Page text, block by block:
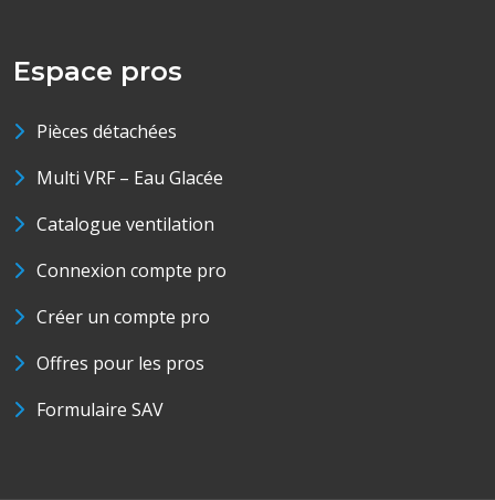
Espace pros
Pièces détachées
Multi VRF – Eau Glacée
Catalogue ventilation
Connexion compte pro
Créer un compte pro
Offres pour les pros
Formulaire SAV